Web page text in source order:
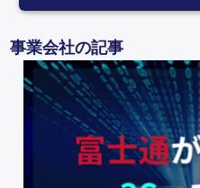
事業会社の記事